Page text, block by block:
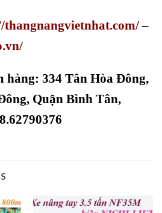
thangnangvietnhat.com/–
hàng: 334 Tân Hòa Đông,
Quận Bình Tân,